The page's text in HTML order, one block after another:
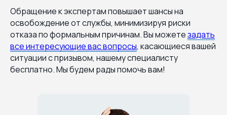
Обращение к экспертам повышает шансы на
освобождение от службы, минимизируя риски
отказа по формальным причинам. Вы можетезадать
все интересующие вас вопросы, касающиеся вашей
ситуации с призывом, нашему специалисту
бесплатно. Мы будем рады помочь вам!